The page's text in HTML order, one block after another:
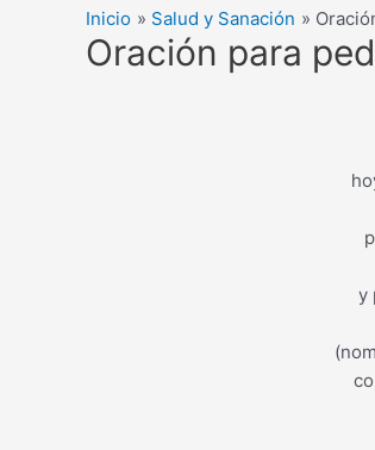
Inicio Salud y Sanación
Oración para
y